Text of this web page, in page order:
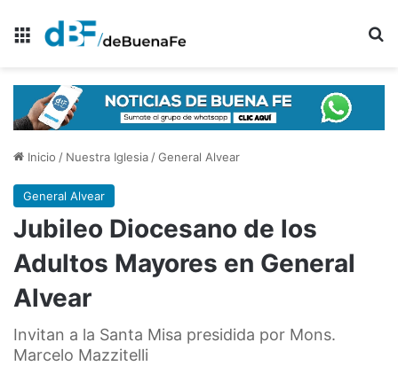
Menú
Inicio / Nuestra Iglesia/General Alvear
General Alvear
Jubileo Diocesano de los
Adultos Mayores en General
Alvear
Invitan a la Santa Misa presidida por Mons.
Marcelo Mazzitelli